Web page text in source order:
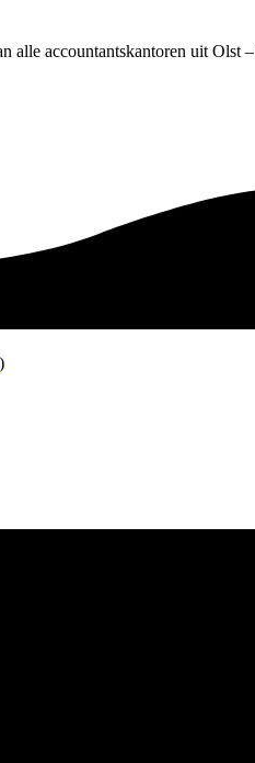
alle accountantskantoren uit Olst –
)